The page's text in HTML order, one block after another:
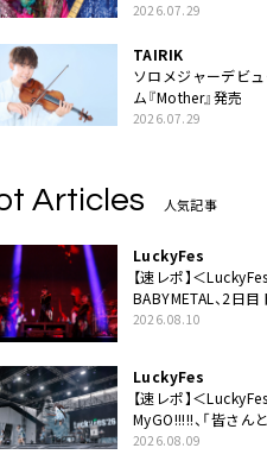
2026.07.29
TAIRIK
ソロメジャーデビ
ム『Mother』発売
2026.07.29
Articles 人気記事
LuckyFes
【速レポ】＜
BABYMETAL、2日目
倒的な存在感「超楽し
2026.08.10
LuckyFes
【速レポ】＜
MyGO!!!!!、「皆さん
素敵な時間を過ごし
2026.08.09